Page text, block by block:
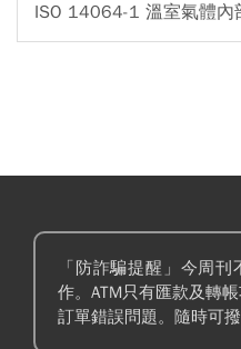
ISO 14064-1 溫室氣體內
「防詐騙提醒」今周
作。ATM只有匯款及轉
訂單錯誤問題。隨時可